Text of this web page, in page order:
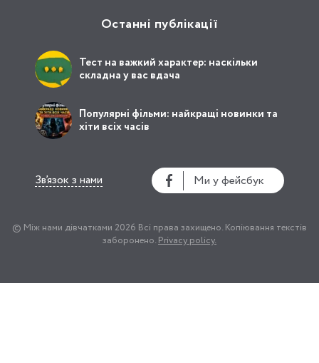
Останні публікації
Тест на важкий характер: наскільки
складна у вас вдача
Популярні фільми: найкращі новинки та
хіти всіх часів
Ми у фейсбук
Зв’язок з нами
© Між нами дівчатками 2026 Всі права захищено. Копіювання текстів
заборонено.Privacy policy.